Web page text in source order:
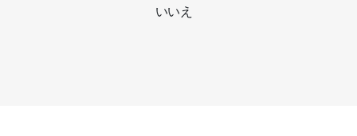
いいえ